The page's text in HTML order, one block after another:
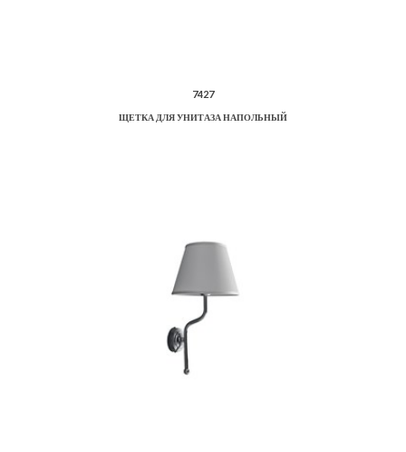
7427
ЩЕТКА ДЛЯ УНИТАЗА НАПОЛЬНЫЙ